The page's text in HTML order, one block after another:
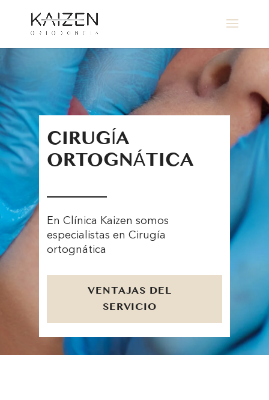
CIRUGÍA
ORTOGNÁTICA
En Clínica Kaizen somos
especialistas en Cirugía
ortognática
VENTAJAS DEL
SERVICIO